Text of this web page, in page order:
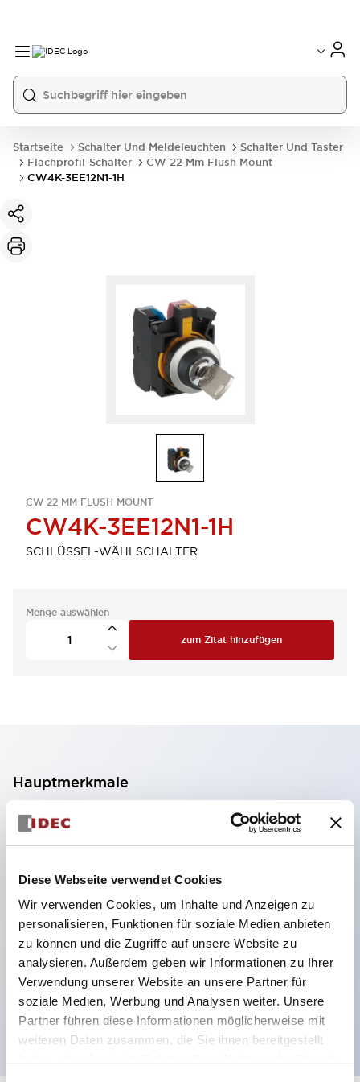
Diese Webseite verwendet Cookies
Wir verwenden Cookies, um Inhalte und Anzeigen zu
personalisieren, Funktionen für soziale Medien anbieten
zu können und die Zugriffe auf unsere Website zu
analysieren. Außerdem geben wir Informationen zu Ihrer
Verwendung unserer Website an unsere Partner für
soziale Medien, Werbung und Analysen weiter. Unsere
Partner führen diese Informationen möglicherweise mit
weiteren Daten zusammen, die Sie ihnen bereitgestellt
Startseite Schalter Und Meldeleuchten
Schalter Und Taster
Flachprofil-Schalter
CW 22 Mm Flush Mount
CW4K-3EE12N1-1H
CW 22 MM FLUSH MOUNT
CW4K-3EE12N1-1H
SCHLÜSSEL-WÄHLSCHALTER
Menge auswählen
zum Zitat hinzufügen
Hauptmerkmale
2-Kontakt-Block mit 2 Stufen, ermöglicht eine 4-
Kontakt-Konfiguration (Gewährleistung der
Isolierung zwischen den 2 Kontakten).
59,9 mm (※ 22-stufiger Kontaktblock).
Platzsparendes Design möglich.
Sicherheitsstruktur der 3. Generation: 2-Aktions-
Freisetzung, integrierter Schutz, IP20-
Fingerschutzstruktur